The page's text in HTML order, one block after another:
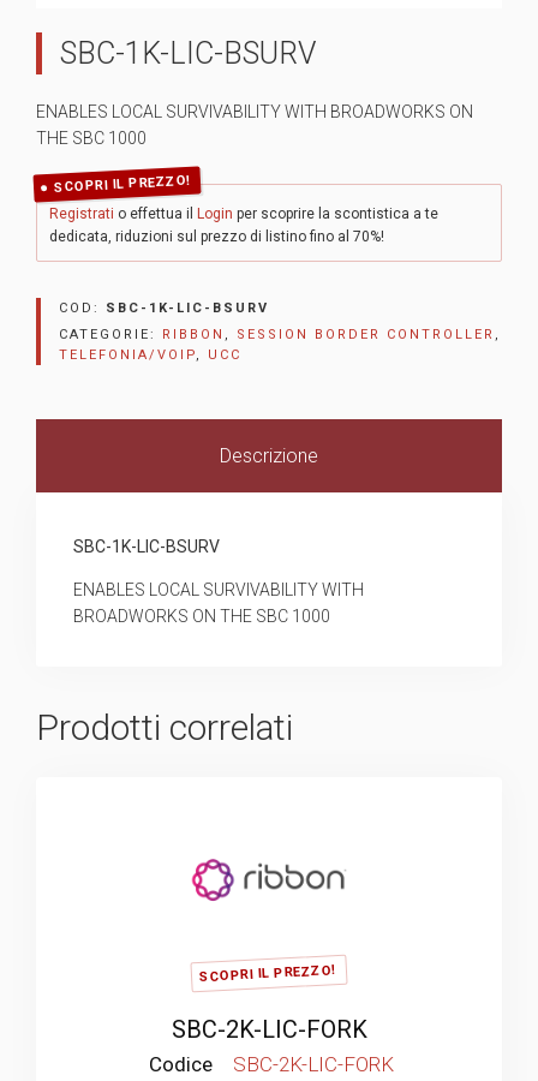
SBC-1K-LIC-BSURV
ENABLES LOCAL SURVIVABILITY WITH BROADWORKS ON
THE SBC 1000
SCOPRI IL PREZZO!
Registrati o effettua il Login per scoprire la scontistica a te
dedicata, riduzioni sul prezzo di listino fino al 70%!
COD: SBC-1K-LIC-BSURV
CATEGORIE: RIBBON , SESSION BORDER CONTROLLER ,
TELEFONIA/VOIP, UCC
Descrizione
SBC-1K-LIC-BSURV
ENABLES LOCAL SURVIVABILITY WITH
BROADWORKS ON THE SBC 1000
Prodotti correlati
SCOPRI IL PREZZO!
SBC-2K-LIC-FORK
Codice
SBC-2K-LIC-FORK